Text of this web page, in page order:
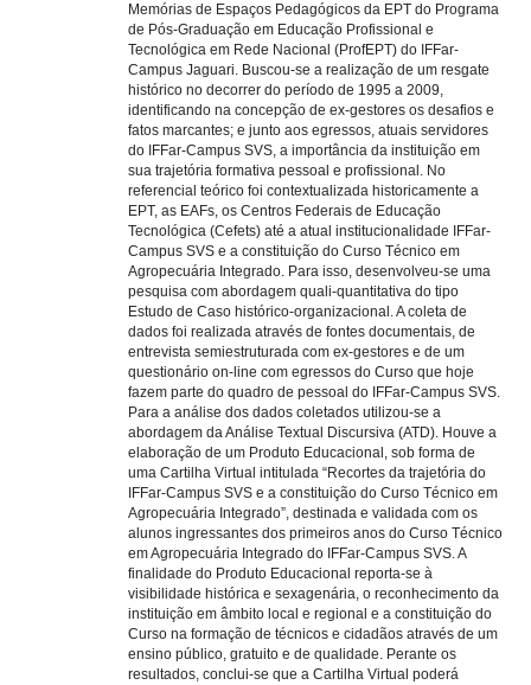
Memórias de Espaços Pedagógicos da EPT do Programa
de Pós-Graduação em Educação Profissional e
Tecnológica em Rede Nacional (ProfEPT) do IFFar-
Campus Jaguari. Buscou-se a realização de um resgate
histórico no decorrer do período de 1995 a 2009,
identificando na concepção de ex-gestores os desafios e
fatos marcantes; e junto aos egressos, atuais servidores
do IFFar-Campus SVS, a importância da instituição em
sua trajetória formativa pessoal e profissional. No
referencial teórico foi contextualizada historicamente a
EPT, as EAFs, os Centros Federais de Educação
Tecnológica (Cefets) até a atual institucionalidade IFFar-
Campus SVS e a constituição do Curso Técnico em
Agropecuária Integrado. Para isso, desenvolveu-se uma
pesquisa com abordagem quali-quantitativa do tipo
Estudo de Caso histórico-organizacional. A coleta de
dados foi realizada através de fontes documentais, de
entrevista semiestruturada com ex-gestores e de um
questionário on-line com egressos do Curso que hoje
fazem parte do quadro de pessoal do IFFar-Campus SVS.
Para a análise dos dados coletados utilizou-se a
abordagem da Análise Textual Discursiva (ATD). Houve a
elaboração de um Produto Educacional, sob forma de
uma Cartilha Virtual intitulada “Recortes da trajetória do
IFFar-Campus SVS e a constituição do Curso Técnico em
Agropecuária Integrado”, destinada e validada com os
alunos ingressantes dos primeiros anos do Curso Técnico
em Agropecuária Integrado do IFFar-Campus SVS. A
finalidade do Produto Educacional reporta-se à
visibilidade histórica e sexagenária, o reconhecimento da
instituição em âmbito local e regional e a constituição do
Curso na formação de técnicos e cidadãos através de um
ensino público, gratuito e de qualidade. Perante os
resultados, conclui-se que a Cartilha Virtual poderá